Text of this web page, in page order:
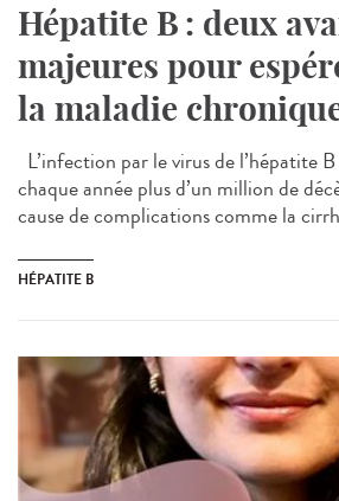
Hépatite B : deux
majeures pour
la maladie
L’infection par le virus de l’hépatite
chaque année plus d’un million de
cause de complications comme la
HÉPATITE B